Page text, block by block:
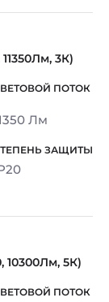
3К)
Лм
10300Лм, 5К)